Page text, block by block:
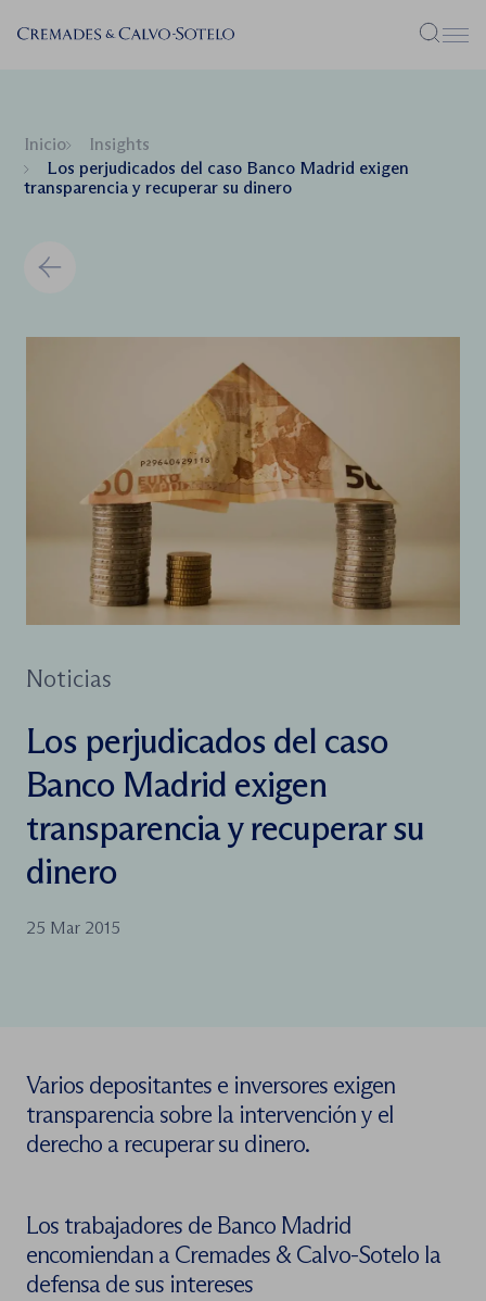
Menú
Inicio
Insights
Los perjudicados del caso Banco Madrid exigen
transparencia y recuperar su dinero
Noticias
Los perjudicados del caso
Banco Madrid exigen
transparencia y recuperar su
dinero
25 Mar 2015
Varios depositantes e inversores exigen
transparencia sobre la intervención y el
derecho a recuperar su dinero.
Los trabajadores de Banco Madrid
encomiendan a Cremades & Calvo-Sotelo la
defensa de sus intereses